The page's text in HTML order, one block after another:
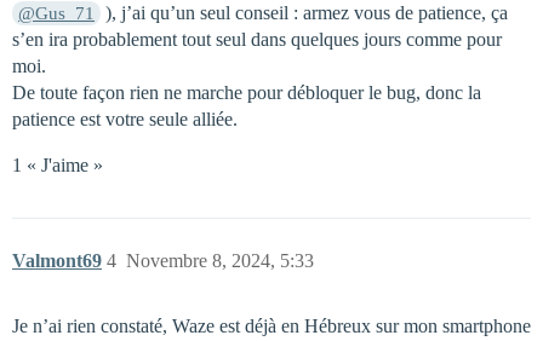
@Gus_71
), j’ai qu’un seul conseil : armez vous de patience, ça
s’en ira probablement tout seul dans quelques jours comme pour
moi.
De toute façon rien ne marche pour débloquer le bug, donc la
patience est votre seule alliée.
1 « J'aime »
Valmont69 Novembre 8, 2024, 5:33
4
Je n’ai rien constaté, Waze est déjà en Hébreux sur mon smartphone